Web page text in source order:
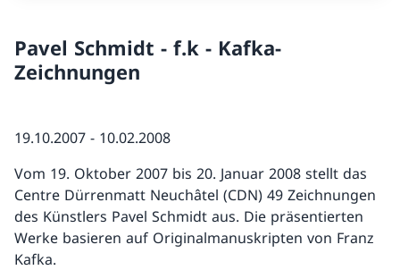
Pavel Schmidt - f.k - Kafka-
Zeichnungen
19.10.2007 - 10.02.2008
Vom 19. Oktober 2007 bis 20. Januar 2008 stellt das
Centre Dürrenmatt Neuchâtel (CDN) 49 Zeichnungen
des Künstlers Pavel Schmidt aus. Die präsentierten
Werke basieren auf Originalmanuskripten von Franz
Kafka.